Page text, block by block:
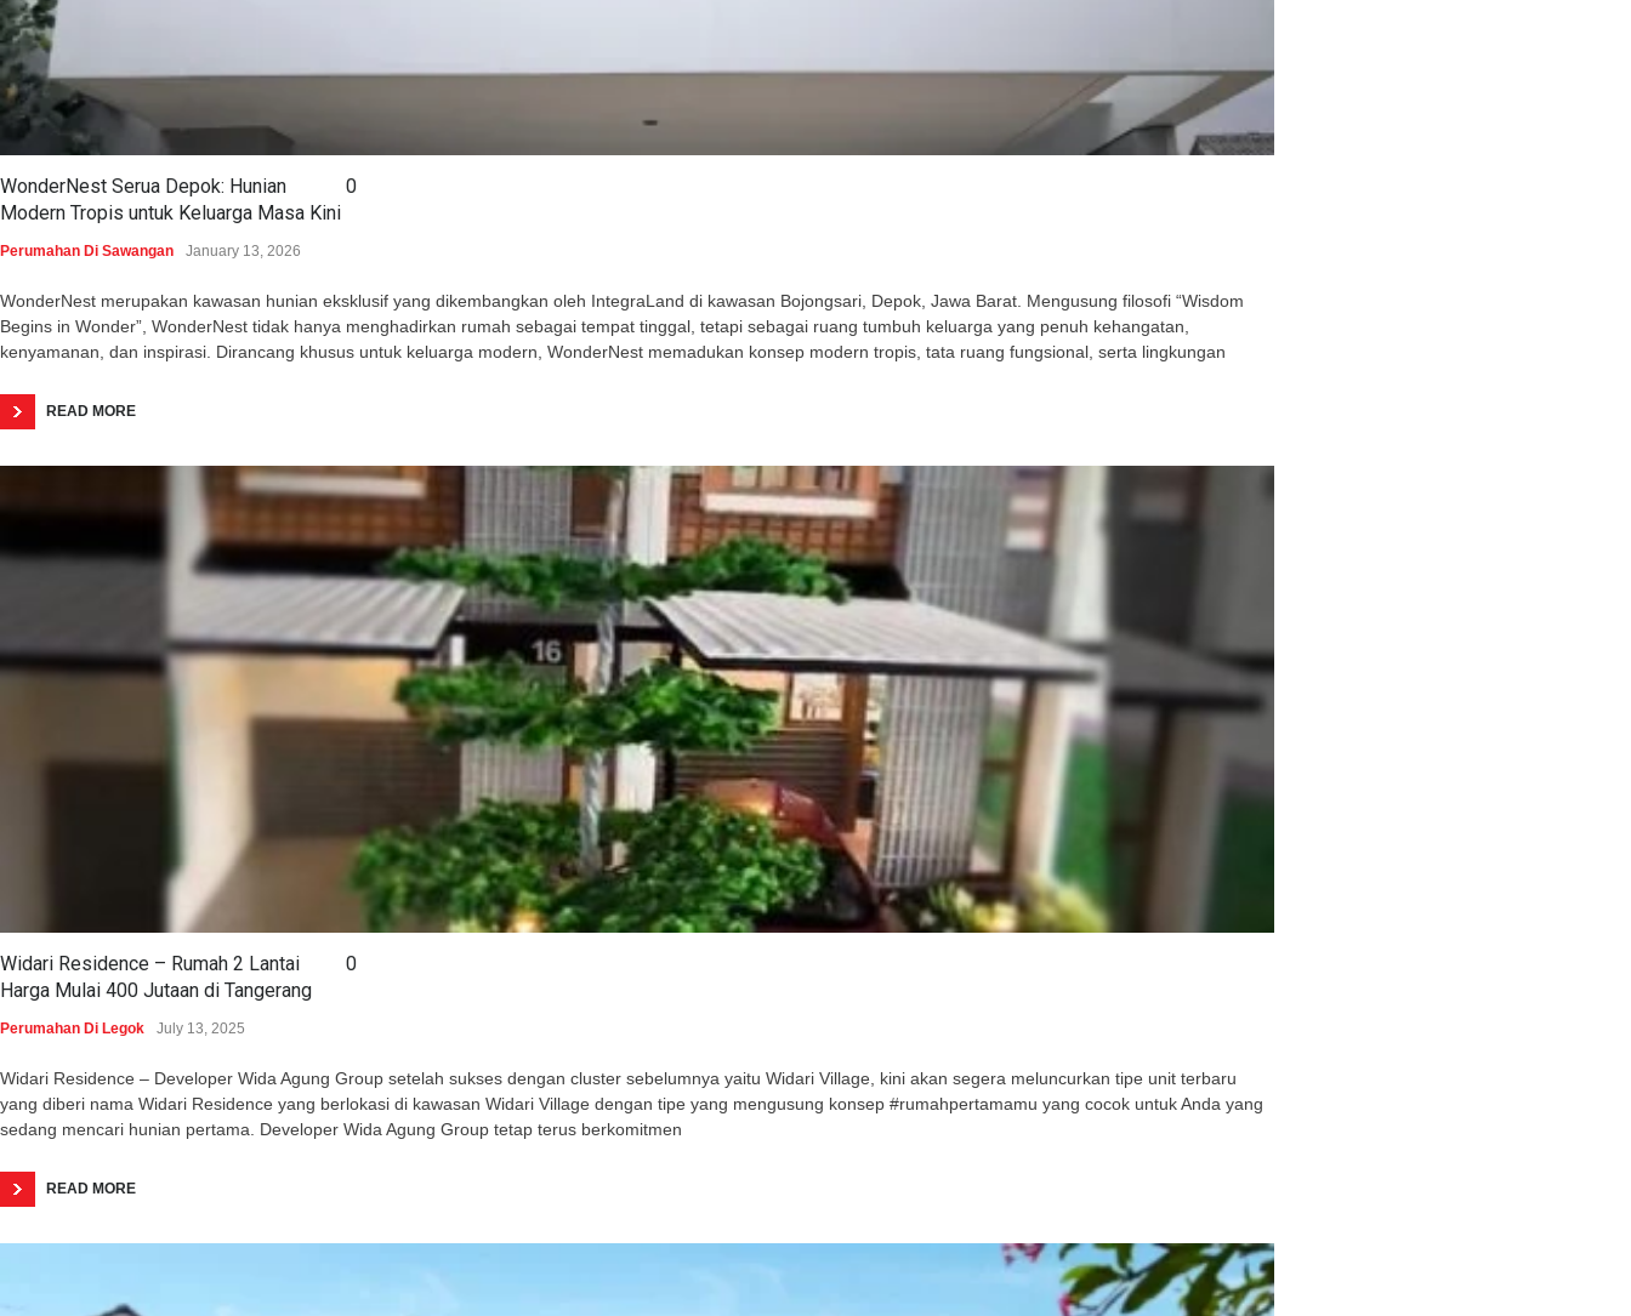
WonderNest Serua Depok: Hunian
Modern Tropis untuk Keluarga Masa Kini
0
Perumahan Di Sawangan January 13, 2026
WonderNest merupakan kawasan hunian eksklusif yang dikembangkan oleh IntegraLand di kawasan Bojongsari, Depok, Jawa Barat. Mengusung filosofi “Wisdom
Begins in Wonder”, WonderNest tidak hanya menghadirkan rumah sebagai tempat tinggal, tetapi sebagai ruang tumbuh keluarga yang penuh kehangatan,
kenyamanan, dan inspirasi. Dirancang khusus untuk keluarga modern, WonderNest memadukan konsep modern tropis, tata ruang fungsional, serta lingkungan
READ MORE
Widari Residence – Rumah 2 Lantai
Harga Mulai 400 Jutaan di Tangerang
0
Perumahan Di Legok July 13, 2025
Widari Residence – Developer Wida Agung Group setelah sukses dengan cluster sebelumnya yaitu Widari Village, kini akan segera meluncurkan tipe unit terbaru
yang diberi nama Widari Residence yang berlokasi di kawasan Widari Village dengan tipe yang mengusung konsep #rumahpertamamu yang cocok untuk Anda yang
sedang mencari hunian pertama. Developer Wida Agung Group tetap terus berkomitmen
READ MORE